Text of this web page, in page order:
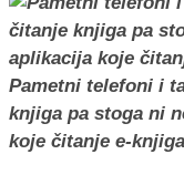
Pametni telefoni i
knjiga pa stoga ni
koje čitanje e-